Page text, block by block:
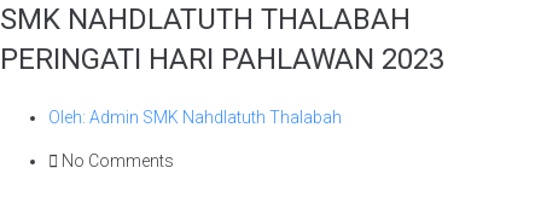
SMK NAHDLATUTH THALABAH
PERINGATI HARI PAHLAWAN 2023
Oleh: Admin SMK Nahdlatuth Thalabah
No Comments